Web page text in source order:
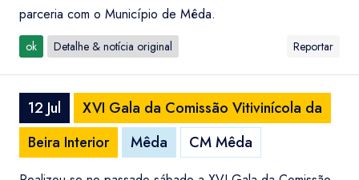
parceria com o Município de Mêda.
ok Detalhe & notícia original Reportar
12 Jul
XVI Gala da Comissão Vitivinícola da
Beira Interior
Mêda CM Mêda